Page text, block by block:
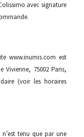
avec signature
www.inumis.com est
75002 Paris,
(voir les horaires
tenu que par une